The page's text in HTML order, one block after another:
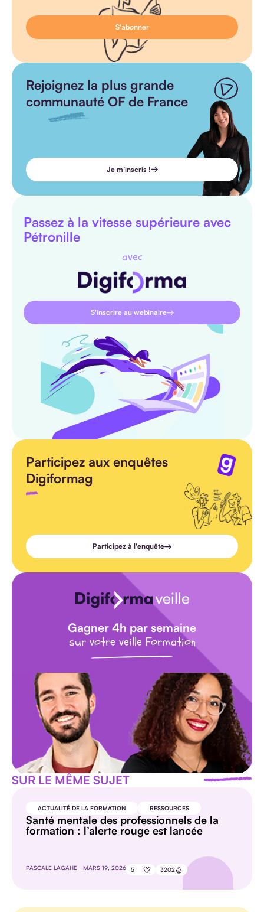
Rejoignez la plus grande
communauté OF de France
Je m’inscris !
Passez à la vitesse supérieure avec
Pétronille
avec
S'inscrire au webinaire
Participez aux enquêtes
Digiformag
Participez à l'enquête
Gagner 4h par semaine
sur votre veille Formation
SUR LE MÊME SUJET
ACTUALITÉ DE LA FORMATION RESSOURCES
Santé mentale des professionnels de la
formation : l’alerte rouge est lancée
PASCALE LAGAHE MARS 19, 2026 5 3202